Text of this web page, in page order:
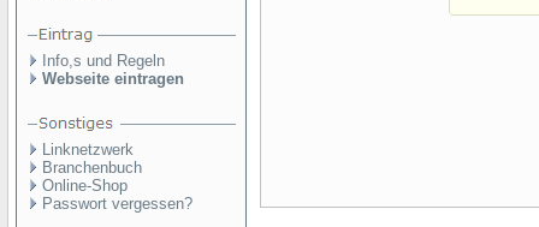
Info,s und Regeln
Webseite eintragen
Linknetzwerk
Branchenbuch
Online-Shop
Passwort vergessen?